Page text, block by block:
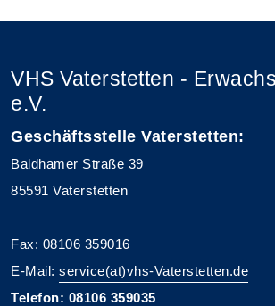
VHS Vaterstetten -
e.V.
Geschäftsstelle Vaterstetten:
Baldhamer Straße 39
85591 Vaterstetten
Fax: 08106 359016
E-Mail: service(at)vhs-Vaterstetten.de
Telefon: 08106 359035